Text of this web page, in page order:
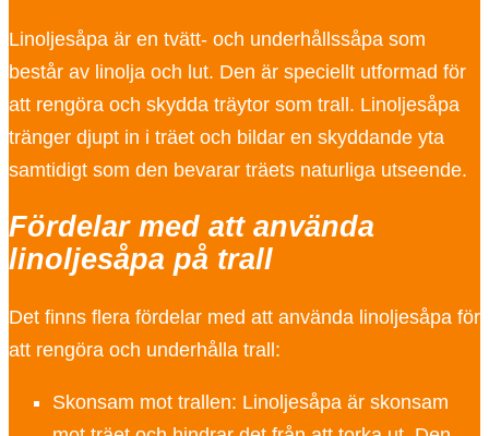
Linoljesåpa är en tvätt- och underhållssåpa som
består av linolja och lut. Den är speciellt utformad för
att rengöra och skydda träytor som trall. Linoljesåpa
tränger djupt in i träet och bildar en skyddande yta
samtidigt som den bevarar träets naturliga utseende.
Fördelar med att använda
linoljesåpa på trall
Det finns flera fördelar med att använda linoljesåpa för
att rengöra och underhålla trall:
Skonsam mot trallen: Linoljesåpa är skonsam